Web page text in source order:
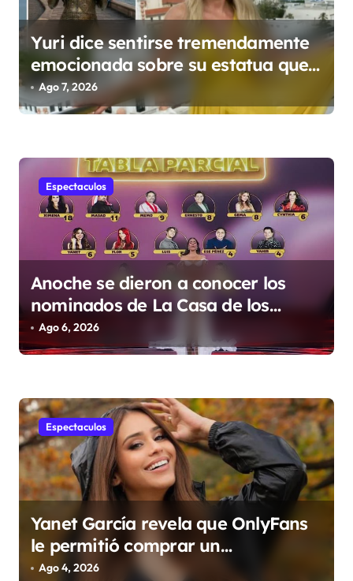
t
a
d
s
Yuri dice sentirse tremendamente
emocionada sobre su estatua que
le harán en Veracruz
Ago 7, 2026
Espectaculos
Anoche se dieron a conocer los
nominados de La Casa de los
Famosos México 2026 en la
segunda semana
Ago 6, 2026
Espectaculos
Yanet García revela que OnlyFans
le permitió comprar un
departamento en Manhattan
Ago 4, 2026